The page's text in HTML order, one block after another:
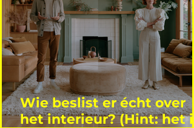
Wie beslist er écht over
het interieur? (Hint: het is